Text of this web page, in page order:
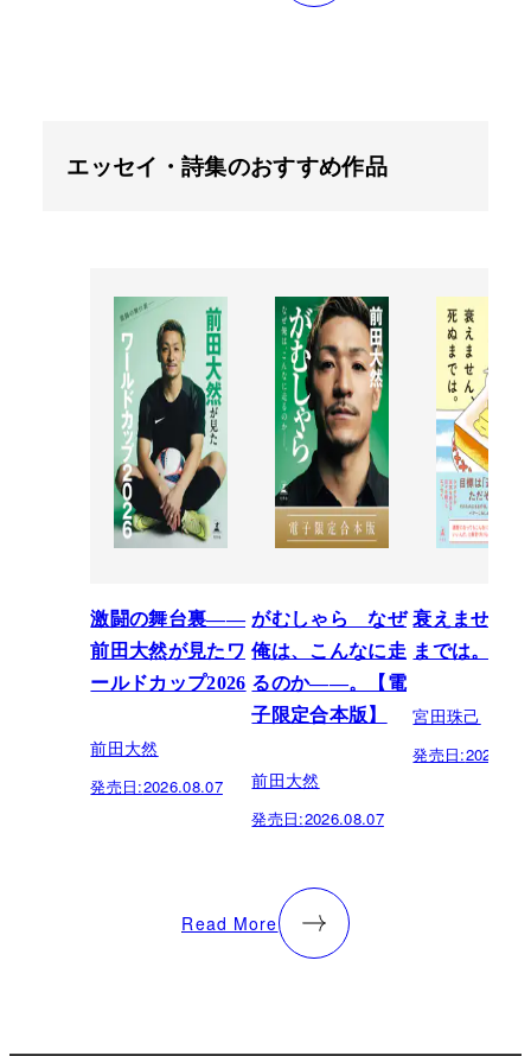
エッセイ・詩集のおすすめ作品
激闘の舞台裏――
前田大然が見たワ
ールドカップ2026
前田大然
発売日:2026.08.07
がむしゃら なぜ
俺は、こんなに走
るのか——。【電
子限定合本版】
前田大然
発売日:2026.08.07
衰えません
までは。
宮田珠己
発売日:
Read More